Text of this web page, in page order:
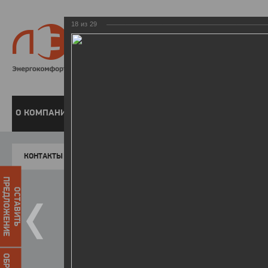
8 800
О КОМПАНИИ
КОНТАКТЫ
ОСТАВИТЬ
ПРЕДЛОЖЕНИЕ
18 из 29